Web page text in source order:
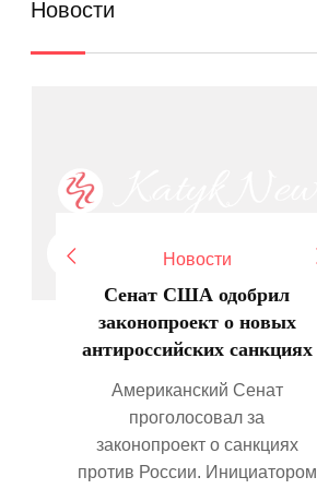
Новости
Новости
Сенат США одобрил
законопроект о новых
антироссийских санкциях
Американский Сенат
проголосовал за
законопроект о санкциях
против России. Инициатором